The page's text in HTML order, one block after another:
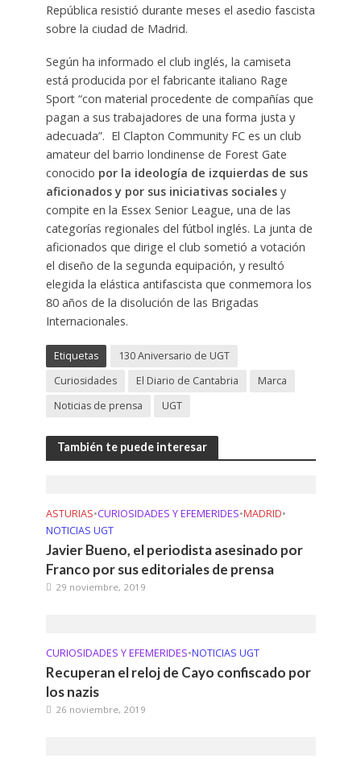
República resistió durante meses el asedio fascista
sobre la ciudad de Madrid.
Según ha informado el club inglés, la camiseta
está producida por el fabricante italiano Rage
Sport “con material procedente de compañías que
pagan a sus trabajadores de una forma justa y
adecuada”. El Clapton Community FC es un club
amateur del barrio londinense de Forest Gate
conocido por la ideología de izquierdas de sus
aficionados y por sus iniciativas sociales y
compite en la Essex Senior League, una de las
categorías regionales del fútbol inglés. La junta de
aficionados que dirige el club sometió a votación
el diseño de la segunda equipación, y resultó
elegida la elástica antifascista que conmemora los
80 años de la disolución de las Brigadas
Internacionales.
Etiquetas
130 Aniversario de UGT
Curiosidades
El Diario de Cantabria
Marca
Noticias de prensa
UGT
También te puede interesar
ASTURIAS•CURIOSIDADES Y EFEMERIDES•MADRID•
NOTICIAS UGT
Javier Bueno, el periodista asesinado por
Franco por sus editoriales de prensa
29 noviembre, 2019
CURIOSIDADES Y EFEMERIDES•NOTICIAS UGT
Recuperan el reloj de Cayo confiscado por
los nazis
26 noviembre, 2019